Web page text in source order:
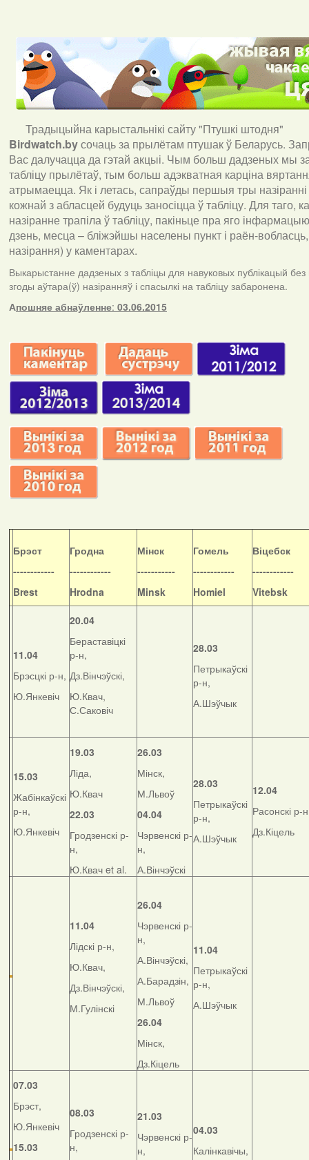
Традыцыйна карыстальнікі сайту "Птушкі штодня"
Birdwatch.byсочаць за прылётам птушак ў Беларусь.
Вас далучацца да гэтай акцыі. Чым больш дадзеных мы
табліцу прылётаў, тым больш адэкватная карціна
атрымаецца. Як і летась, сапраўды першыя тры
кожнай з абласцей будуць заносіцца ў табліцу. Для таго,
назіранне трапіла ў табліцу, пакіньце пра яго
дзень, месца – бліжэйшы населены пункт і раён-
назірання) у каментарах.
Выкарыстанне дадзеных з табліцы для навуковых публікацый без
згоды аўтара(ў) назіранняў і спасылкі на табліцу забаронена.
Апошняе абнаўленне: 03.06.2015
Брэст
------------
Brest
Гродна
------------
Hrodna
Мінск
-----------
Minsk
Гомель
------------
Homiel
Віцебск
------------
Vitebsk
11.04
Брэсцкі р-н,
Ю.Янкевіч
20.04
Бераставіцкі
р-н,
Дз.Вінчэўскі,
Ю.Квач,
С.Саковіч
28.03
Петрыкаўскі
р-н,
А.Шэўчык
15.03
Жабінкаўскі
р-н,
Ю.Янкевіч
19.03
Ліда,
Ю.Квач
22.03
Гродзенскі р-
н,
Ю.Квач et al.
26.03
Мінск,
М.Львоў
04.04
Чэрвенскі р-
н,
А.Вінчэўскі
28.03
Петрыкаўскі
р-н,
А.Шэўчык
12.04
Расонскі р-
Дз.Кіцель
11.04
Лідскі р-н,
Ю.Квач,
Дз.Вінчэўскі,
М.Гулінскі
26.04
Чэрвенскі р-
н,
А.Вінчэўскі,
А.Барадзін,
М.Львоў
26.04
Мінск,
Дз.Кіцель
11.04
Петрыкаўскі
р-н,
А.Шэўчык
07.03
Брэст,
Ю.Янкевіч
15.03
08.03
Гродзенскі р-
н,
21.03
Чэрвенскі р-
н,
04.03
Калінкавічы,